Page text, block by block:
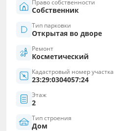
Право собственности
Собственник
Тип парковки
Открытая во дворе
Ремонт
Косметический
Кадастровый номер участка
23:29:0304057:24
Этаж
2
Тип строения
Дом